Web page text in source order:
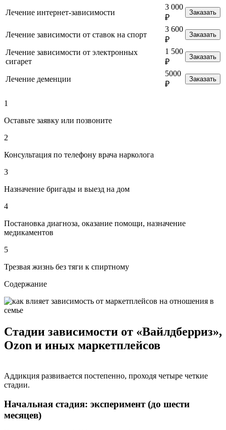
Лечение интернет-зависимости
3 000
₽
Заказать
Лечение зависимости от ставок на спорт
3 600
₽
Заказать
Лечение зависимости от электронных
сигарет
1 500
₽
Заказать
Лечение деменции
5000
₽
Заказать
1
Оставьте заявку или позвоните
2
Консультация по телефону врача нарколога
3
Назначение бригады и выезд на дом
4
Постановка диагноза, оказание помощи, назначение
медикаментов
5
Трезвая жизнь без тяги к спиртному
Содержание
Стадии зависимости от «Вайлдберриз»,
Ozon и иных маркетплейсов
Аддикция развивается постепенно, проходя четыре четкие
стадии.
Начальная стадия: эксперимент (до шести
месяцев)